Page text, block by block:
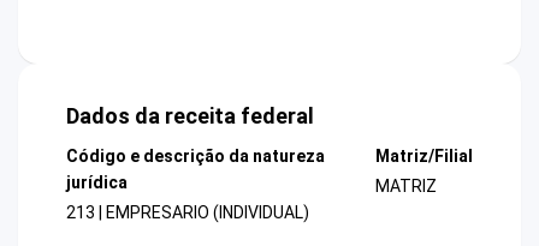
Dados da receita federal
Código e descrição da natureza
jurídica
213 | EMPRESARIO (INDIVIDUAL)
Matriz/Filial
MATRIZ